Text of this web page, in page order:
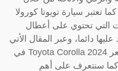
تعتبر سيارة تويوتا كورولا
التي تحتوي على أعطال
دائما، وعبر المقال الأتي
سوف نتعرف سويًا على سعر Toyota Corolla 2024 في
كما سنتعرف على أهم